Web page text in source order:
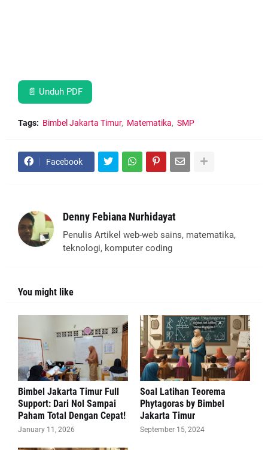
📄 Unduh PDF
Tags: Bimbel Jakarta Timur Matematika SMP
Facebook
Denny Febiana Nurhidayat
Penulis Artikel web-web sains, matematika,
teknologi, komputer coding
You might like
Bimbel Jakarta Timur Full
Support: Dari Nol Sampai
Paham Total Dengan Cepat!
January 11, 2026
Soal Latihan Teorema
Phytagoras by Bimbel
Jakarta Timur
September 15, 2024